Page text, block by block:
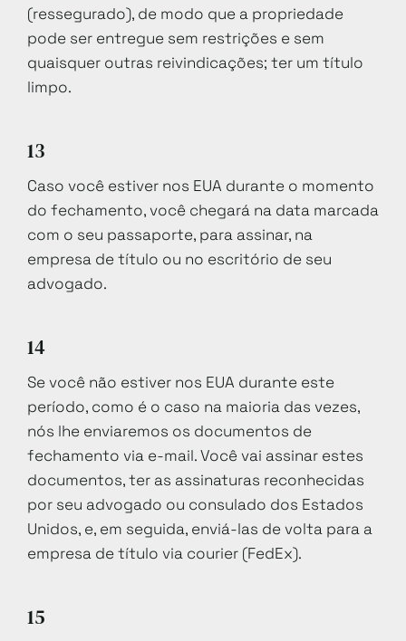
(ressegurado), de modo que a propriedade
pode ser entregue sem restrições e sem
quaisquer outras reivindicações; ter um título
limpo.
13
Caso você estiver nos EUA durante o momento
do fechamento, você chegará na data marcada
com o seu passaporte, para assinar, na
empresa de título ou no escritório de seu
advogado.
14
Se você não estiver nos EUA durante este
período, como é o caso na maioria das vezes,
nós lhe enviaremos os documentos de
fechamento via e-mail. Você vai assinar estes
documentos, ter as assinaturas reconhecidas
por seu advogado ou consulado dos Estados
Unidos, e, em seguida, enviá-las de volta para a
empresa de título via courier (FedEx).
15